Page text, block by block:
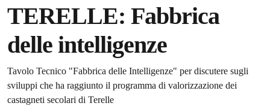
TERELLE: Fabbrica
delle intelligenze
Dettagli della notizia
Tavolo Tecnico "Fabbrica delle Intelligenze" per discutere sugli
sviluppi che ha raggiunto il programma di valorizzazione dei
castagneti secolari di Terelle